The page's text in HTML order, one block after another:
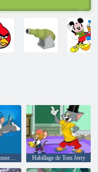
Tom et Jerry: Mouse Mazy Habillage de Tom Jerry